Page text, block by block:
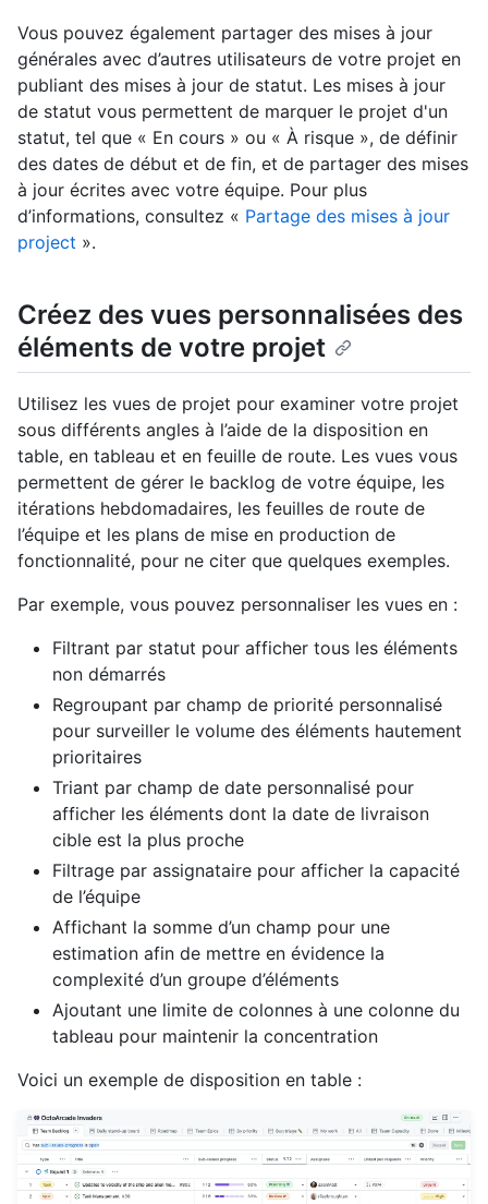
Vous pouvez également partager des mises à jour
générales avec d’autres utilisateurs de votre projet en
publiant des mises à jour de statut. Les mises à jour
de statut vous permettent de marquer le projet d'un
statut, tel que « En cours » ou « À risque », de définir
des dates de début et de fin, et de partager des mises
à jour écrites avec votre équipe. Pour plus
d’informations, consultez « Partage des mises à jour
project ».
Créez des vues personnalisées des
éléments de votre projet
Utilisez les vues de projet pour examiner votre projet
sous différents angles à l’aide de la disposition en
table, en tableau et en feuille de route. Les vues vous
permettent de gérer le backlog de votre équipe, les
itérations hebdomadaires, les feuilles de route de
l’équipe et les plans de mise en production de
fonctionnalité, pour ne citer que quelques exemples.
Par exemple, vous pouvez personnaliser les vues en :
Filtrant par statut pour afficher tous les éléments
non démarrés
Regroupant par champ de priorité personnalisé
pour surveiller le volume des éléments hautement
prioritaires
Triant par champ de date personnalisé pour
afficher les éléments dont la date de livraison
cible est la plus proche
Filtrage par assignataire pour afficher la capacité
de l’équipe
Affichant la somme d’un champ pour une
estimation afin de mettre en évidence la
complexité d’un groupe d’éléments
Ajoutant une limite de colonnes à une colonne du
tableau pour maintenir la concentration
Voici un exemple de disposition en table :